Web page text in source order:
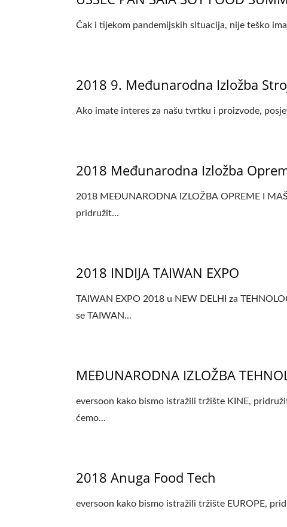
Čak i tijekom pandemijskih situacija, nije teško
2018 9. Međunarodna Izložba
Ako imate interes za našu tvrtku i proizvode,
2018 Međunarodna Izložba
2018 MEĐUNARODNA IZLOŽBA OPREME I
pridružit...
2018 INDIJA TAIWAN EXPO
TAIWAN EXPO 2018 u NEW DELHI za
se TAIWAN...
MEĐUNARODNA IZLOŽBA
eversoon kako bismo istražili tržište KINE,
ćemo...
2018 Anuga Food Tech
eversoon kako bismo istražili tržište EUROPE,